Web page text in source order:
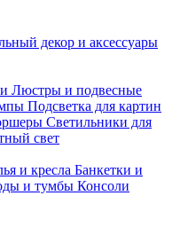
декор и аксессуары
Люстры и подвесные
Подсветка для картин
Светильники для
свет
и кресла Банкетки и
и тумбы Консоли